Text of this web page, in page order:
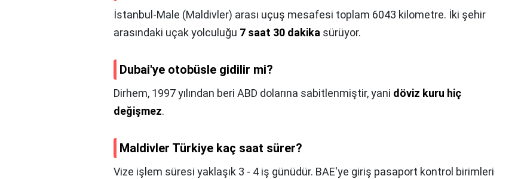
İstanbul-Male (Maldivler) arası uçuş mesafesi toplam 6043 kilometre. İki şehir
arasındaki uçak yolculuğu 7 saat 30 dakika sürüyor.
Dubai'ye otobüsle gidilir mi?
Dirhem, 1997 yılından beri ABD dolarına sabitlenmiştir, yani döviz kuru hiç
değişmez.
Maldivler Türkiye kaç saat sürer?
Vize işlem süresi yaklaşık 3 - 4 iş günüdür. BAE'ye giriş pasaport kontrol birimleri